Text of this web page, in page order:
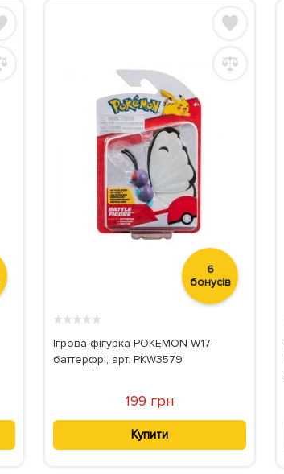
6
бонусів
★★★★★
Ігрова фігурка POKEMON W17 -
баттерфрі, арт. PKW3579
199 грн
Купити